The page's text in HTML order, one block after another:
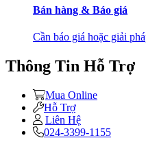
Bán hàng & Báo giá
Cần báo giá hoặc giải
Thông Tin Hỗ Trợ
Mua Online
Hỗ Trợ
Liên Hệ
024-3399-1155